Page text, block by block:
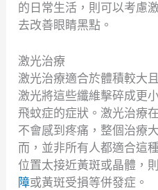
的日常生活，則可以考慮
去改善眼睛黑點。
激光治療
激光治療適合於體積較大
激光將這些纖維擊碎成更
飛蚊症的症狀。激光治療
不會感到疼痛，整個治療
而，並非所有人都適合這
位置太接近黃斑或晶體，
障或黃斑受損等併發症。